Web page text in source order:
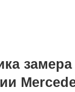
замера